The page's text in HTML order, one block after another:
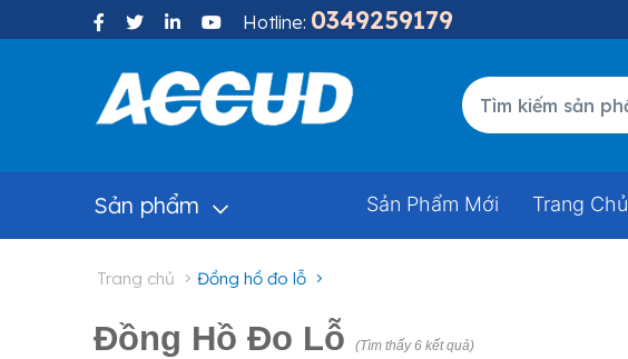
Hotline: 0349259179
Sản phẩm Sản Phẩm Mới Trang Chủ
trang chủ đồng hồ đo lỗ
Đồng Hồ Đo Lỗ (Tìm thấy 6 kết quả)